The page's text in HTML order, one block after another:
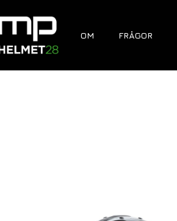
OM FRÅGOR